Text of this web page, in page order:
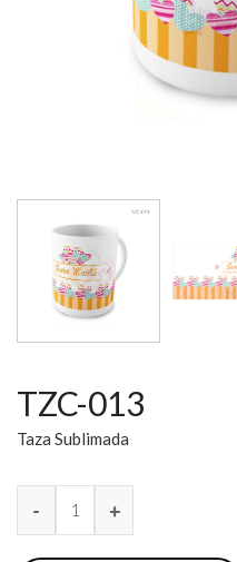
TZC-013
Taza Sublimada